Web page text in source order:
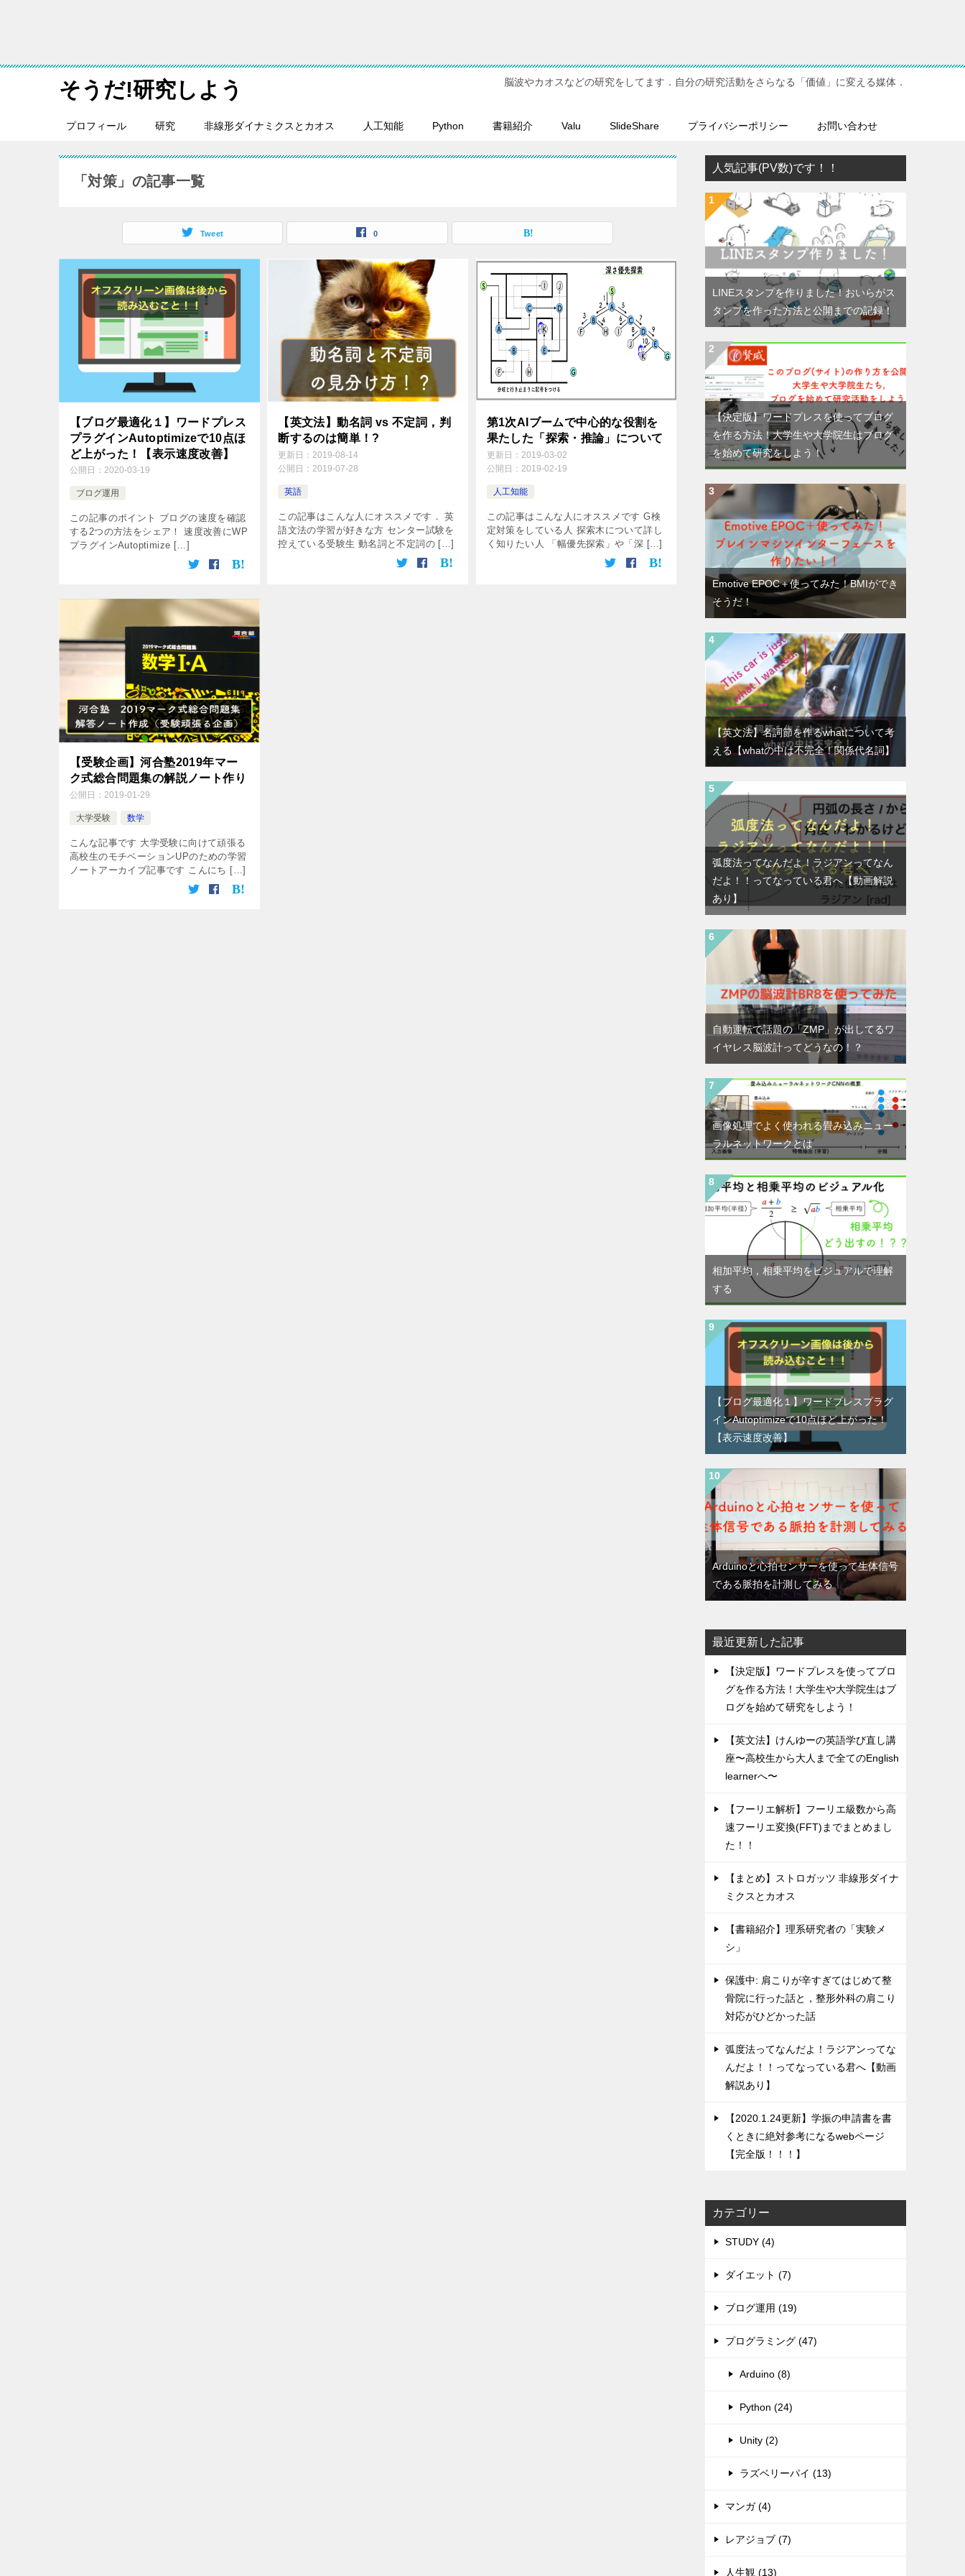
そうだ!研究しよう 脳波やカオスなどの研究をしてます．自分の研究活動をさらなる「価値」に変える媒体．
プロフィール 研究 非線形ダイナミクスとカオス 人工知能 Python 書籍紹介 Valu SlideShare プライバシーポリシー お問い合わせ
「対策」の記事一覧
Tweet 0
【ブログ最適化１】ワードプレス
プラグインAutoptimizeで10点ほ
ど上がった！【表示速度改善】
公開日： 2020-03-19
ブログ運用
この記事のポイント ブログの速度を確認
する2つの方法をシェア！ 速度改善にWP
プラグインAutoptimize […]
【英文法】動名詞 vs 不定詞，判
断するのは簡単！?
更新日：2019-08-14
公開日：2019-07-28
英語
この記事はこんな人にオススメです． 英
語文法の学習が好きな方 センター試験を
控えている受験生 動名詞と不定詞の […]
第1次AIブームで中心的な役割を
果たした「探索・推論」について
更新日： 2019-03-02
公開日： 2019-02-19
人工知能
この記事はこんな人にオススメです G検
定対策をしている人 探索木について詳し
く知りたい人 「幅優先探索」や「深 […]
【受験企画】河合塾2019年マー
ク式総合問題集の解説ノート作り
公開日： 2019-01-29
大学受験 数学
こんな記事です 大学受験に向けて頑張る
高校生のモチベーションUPのための学習
ノートアーカイブ記事です こんにち […]
人気記事(PV数)です！！
LINEスタンプを作りました！おいらがス
タンプを作った方法と公開までの記録！
【決定版】ワードプレスを使ってブログ
を作る方法！大学生や大学院生はブログ
を始めて研究をしよう！
Emotive EPOC＋使ってみた！BMIができ
そうだ！
【英文法】名詞節を作るwhatについて考
える【whatの中は不完全！関係代名詞】
弧度法ってなんだよ！ラジアンってなん
だよ！！ってなっている君へ【動画解説
あり】
自動運転で話題の「ZMP」が出してるワ
イヤレス脳波計ってどうなの！？
画像処理でよく使われる畳み込みニュー
ラルネットワークとは
相加平均，相乗平均をビジュアルで理解
する
【ブログ最適化１】ワードプレスプラグ
インAutoptimizeで10点ほど上がった！
【表示速度改善】
Arduinoと心拍センサーを使って生体信号
である脈拍を計測してみる
最近更新した記事
【決定版】ワードプレスを使ってブロ
グを作る方法！大学生や大学院生はブ
ログを始めて研究をしよう！
【英文法】けんゆーの英語学び直し講
座〜高校生から大人まで全てのEnglish
learnerへ〜
【フーリエ解析】フーリエ級数から高
速フーリエ変換(FFT)までまとめまし
た！！
【まとめ】ストロガッツ 非線形ダイナ
ミクスとカオス
【書籍紹介】理系研究者の「実験メ
シ」
保護中: 肩こりが辛すぎてはじめて整
骨院に行った話と，整形外科の肩こり
対応がひどかった話
弧度法ってなんだよ！ラジアンってな
んだよ！！ってなっている君へ【動画
解説あり】
【2020.1.24更新】学振の申請書を書
くときに絶対参考になるwebページ
【完全版！！！】
カテゴリー
STUDY (4)
ダイエット (7)
ブログ運用 (19)
プログラミング (47)
Arduino (8)
Python (24)
Unity (2)
ラズベリーパイ (13)
マンガ (4)
レアジョブ (7)
人生観 (13)